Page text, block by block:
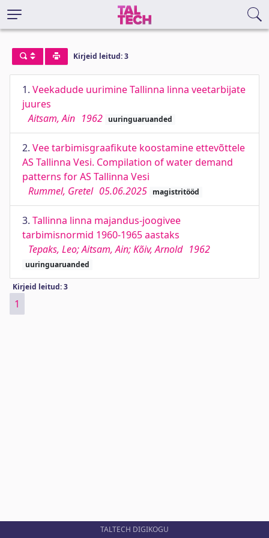
Kirjeid leitud: 3
1. Veekadude uurimine Tallinna linna veetarbijate
juures
Aitsam, Ain 1962 uuringuaruanded
2. Vee tarbimisgraafikute koostamine ettevõttele
AS Tallinna Vesi. Compilation of water demand
patterns for AS Tallinna Vesi
Rummel, Gretel 05.06.2025 magistritööd
3. Tallinna linna majandus-joogivee
tarbimisnormid 1960-1965 aastaks
Tepaks, Leo; Aitsam, Ain; Kõiv, Arnold 1962
uuringuaruanded
Kirjeid leitud: 3
1
TALTECH DIGIKOGU